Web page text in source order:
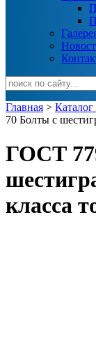
Главная >
70 Болты с
ГОСТ
класса